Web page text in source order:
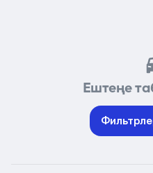
Ештеңе